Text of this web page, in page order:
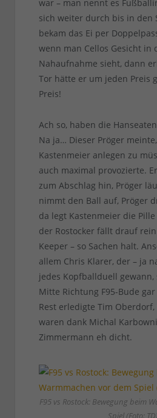
war – man nennt es
sich weiter durch bis in den
bekam das Ei per
wenn man Cellos Gesicht in
Nahaufnahme sieht, dann
Tor hätte er um jeden Preis
Preis!
Ach so, haben die
Na ja… Dieser Pröger
Kastenmeier anlegen zu
auch maximal provozierte.
zum Abschlag hin, Pröger
nimmt den Ball auf, Pröger
da legt Kastenmeier die
der Rostocker fällt drauf
Keeper – so Sachen halt.
allem Chris Klarer, der – ja
jedes Kopfballduell gewann,
Mitte Richtung F95-Bude
Rest erledigte Tim
waren dank Michal
Zimmermann eh dicht.
F95 vs Rostock: Bewegung beim
Spiel (Foto: TD)